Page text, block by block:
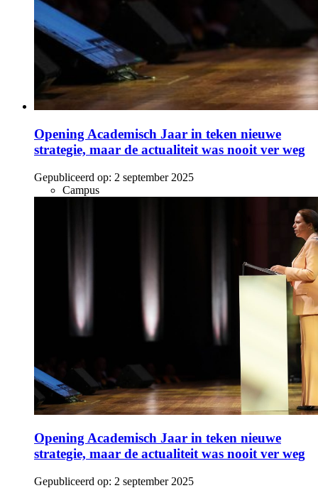
Opening Academisch Jaar in teken nieuwe
strategie, maar de actualiteit was nooit ver weg
Gepubliceerd op: 2 september 2025
Campus
Opening Academisch Jaar in teken nieuwe
strategie, maar de actualiteit was nooit ver weg
Gepubliceerd op: 2 september 2025